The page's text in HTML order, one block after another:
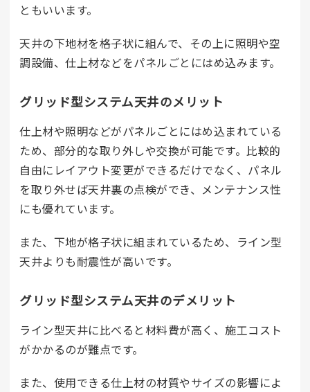
ともいいます。
天井の下地材を格子状に組んで、その上に照明や空
調設備、仕上材などをパネルごとにはめ込みます。
グリッド型システム天井のメリット
仕上材や照明などがパネルごとにはめ込まれている
ため、部分的な取り外しや交換が可能です。比較的
自由にレイアウト変更ができるだけでなく、パネル
を取り外せば天井裏の点検ができ、メンテナンス性
にも優れています。
また、下地が格子状に組まれているため、ライン型
天井よりも耐震性が高いです。
グリッド型システム天井のデメリット
ライン型天井に比べると材料費が高く、施工コスト
がかかるのが難点です。
また、使用できる仕上材の材質やサイズの影響によ